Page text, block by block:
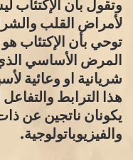
وتقول بأن
لأمراض القلب
توحي بأن الإكتئاب
المرض الأساسي
شريانية او وعائية
هذا الترابط
يكونان ناتجين عن
والفيزيوباتولوجية.